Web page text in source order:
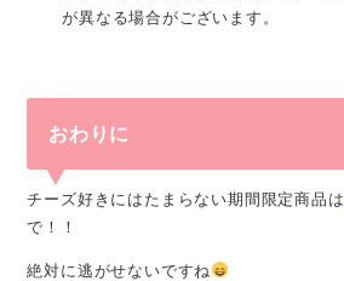
が異なる場合がございます。
おわりに
チーズ好きにはたまらない期間限定商品は
で！！
絶対に逃がせないですね